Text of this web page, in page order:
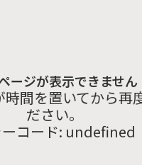
ージが表示できません
間を置いてから再
ださい。
コード: undefined